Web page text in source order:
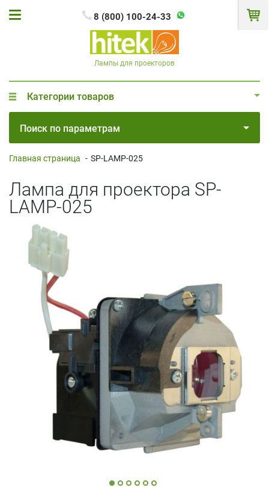
8 (800) 100-24-33
Лампы для проекторов
Категории товаров
Поиск по параметрам
Главная страница - SP-LAMP-025
Лампа для проектора SP-
LAMP-025